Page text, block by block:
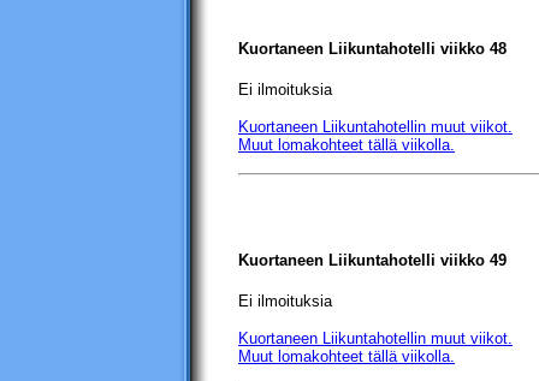
Kuortaneen Liikuntahotelli viikko 48
Ei ilmoituksia
Kuortaneen Liikuntahotellin muut viikot.
Muut lomakohteet tällä viikolla.
Kuortaneen Liikuntahotelli viikko 49
Ei ilmoituksia
Kuortaneen Liikuntahotellin muut viikot.
Muut lomakohteet tällä viikolla.